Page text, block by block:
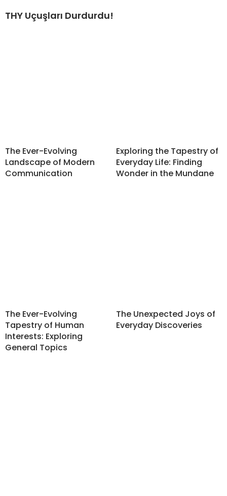
THY Uçuşları Durdurdu!
The Ever-Evolving
Landscape of Modern
Communication
Exploring the Tapestry of
Everyday Life: Finding
Wonder in the Mundane
The Ever-Evolving
Tapestry of Human
Interests: Exploring
General Topics
The Unexpected Joys of
Everyday Discoveries